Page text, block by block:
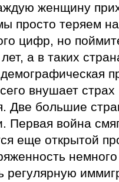
женщину
просто теряем
цифр, но
а в таких
внушает страх
Две большие
Первая война
еще открытой
регулярную